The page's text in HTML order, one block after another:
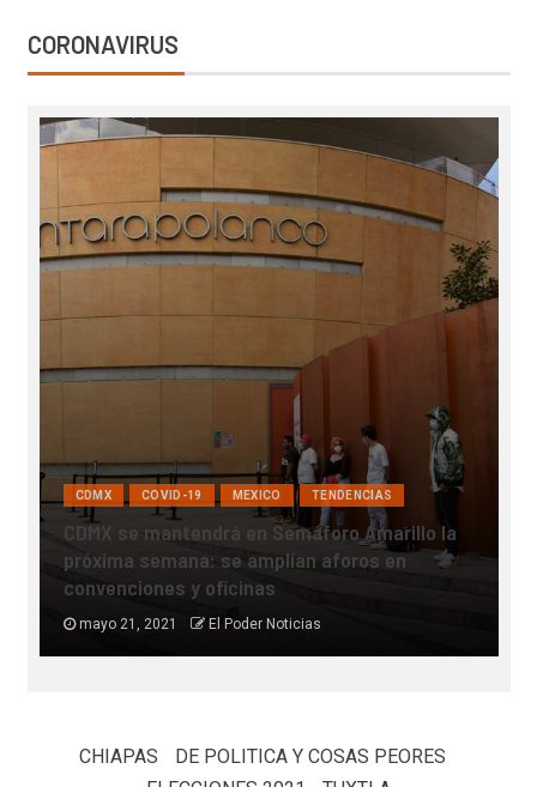
CORONAVIRUS
COVID-19 INTERNACIONAL MEXICO
TENDENCIAS
Muere joven 24 años por culpa del covid-19,
tuvo un bebé que no pudo llegar a conocer
mayo 18, 2021 Redaccion El Poder Noticias
CHIAPAS
DE POLITICA Y COSAS PEORES